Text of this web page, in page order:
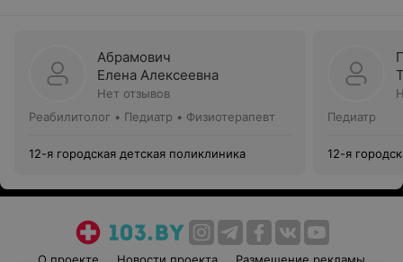
Абрамович
Елена Алексеевна
Нет отзывов
Реабилитолог • Педиатр • Физиотерапевт
12-я городская детская поликлиника
Педиатр
12-я